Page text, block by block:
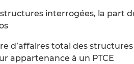
structures interrogées, la part
d’affaires total des
appartenance à un PTCE